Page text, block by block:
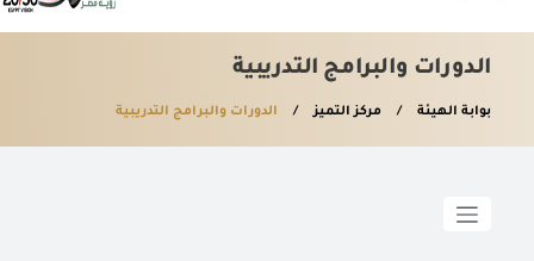
الدورات والبرامج التدريبية
بوابة الهيئة مركز التميز الدورات والبرامج التدريبية